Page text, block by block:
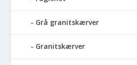
Grå granitskærver
Granitskærver